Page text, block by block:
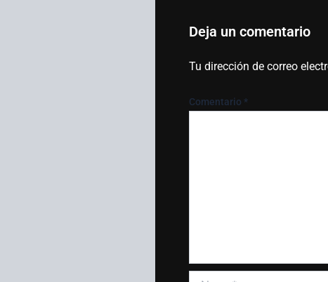
Deja un comentario
Tu dirección de correo
Comentario *